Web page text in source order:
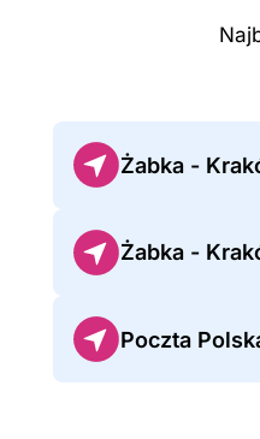
Żabka -
Żabka -
Poczta